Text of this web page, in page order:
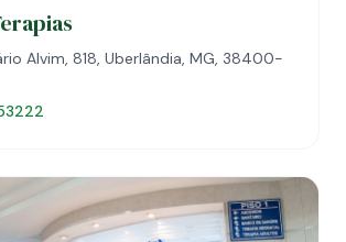
Alvim, 818, Uberlândia, MG, 38400-